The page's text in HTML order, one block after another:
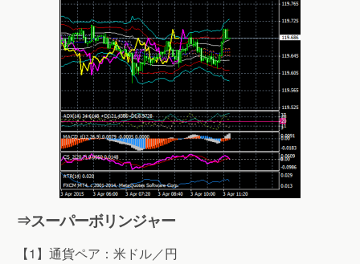
⇒スーパーボリンジャー
【1】通貨ペア：米ドル／円